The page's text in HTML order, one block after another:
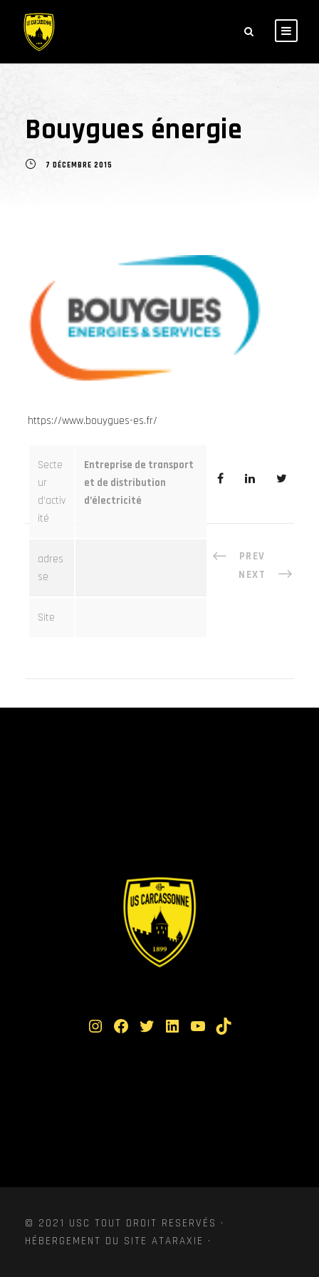
Bouygues énergie
7 DÉCEMBRE 2015
https://www.bouygues-es.fr/
Secte
ur
d’activ
ité
Entreprise de transport
et de distribution
d’électricité
adres
se
Site
PREV
NEXT
Instagram Facebook Twitter LinkedIn YouTube TikTok
© 2021 USC TOUT DROIT RESERVÉS ·
HÉBERGEMENT DU SITE ATARAXIE ·